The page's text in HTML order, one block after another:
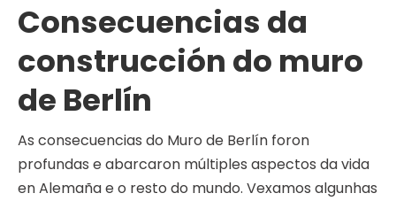
Consecuencias da
construcción do muro
de Berlín
As consecuencias do Muro de Berlín foron
profundas e abarcaron múltiples aspectos da vida
en Alemaña e o resto do mundo. Vexamos algunhas